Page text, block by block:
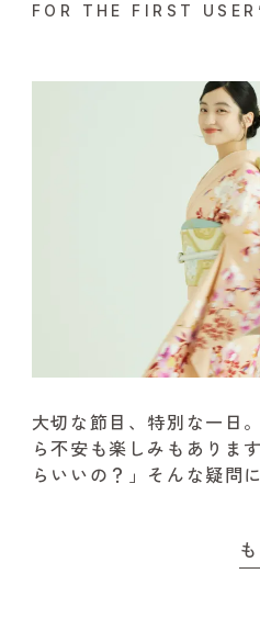
FOR THE FIRST
大切な節目、特別な一日
ら不安も楽しみもあります
らいいの？」そんな疑問